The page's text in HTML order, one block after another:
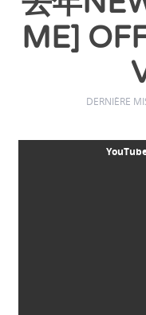
ME]
DERNIÈRE